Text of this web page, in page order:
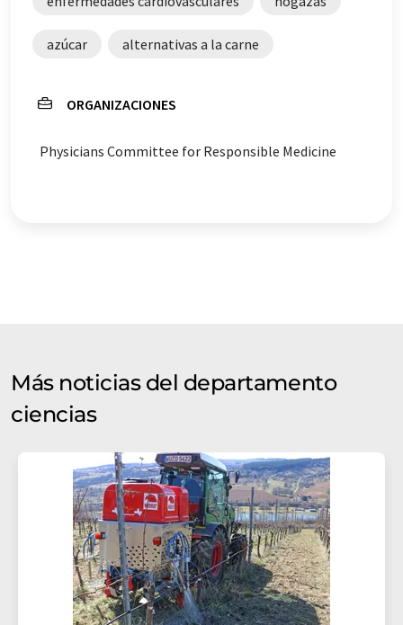
azúcar alternativas a la carne
ORGANIZACIONES
Physicians Committee for Responsible Medicine
Más noticias del departamento
ciencias